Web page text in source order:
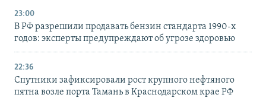
23:00
В РФ разрешили продавать бензин стандарта 1990-х
годов: эксперты предупреждают об угрозе здоровью
22:36
Спутники зафиксировали рост крупного нефтяного
пятна возле порта Тамань в Краснодарском крае РФ